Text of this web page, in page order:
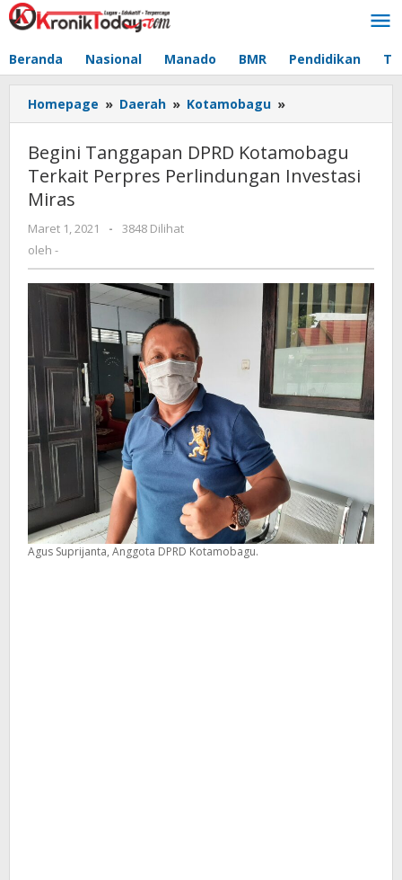
Lewati
ke
Beranda Nasional Manado BMR Pendidikan
Homepage » Daerah » Kotamobagu »
Tanggapan
DPRD
Kotamobagu
Terkait
Begini Tanggapan DPRD Kotamobagu
Terkait Perpres Perlindungan Investasi
Miras
Maret 1, 2021
oleh
-
3848 Dilihat
oleh -
Agus Suprijanta, Anggota DPRD Kotamobagu.